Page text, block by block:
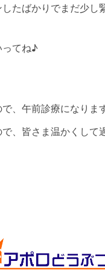
たばかりでまだ少し
ってね♪
、午前診療になりま
、皆さま温かくして